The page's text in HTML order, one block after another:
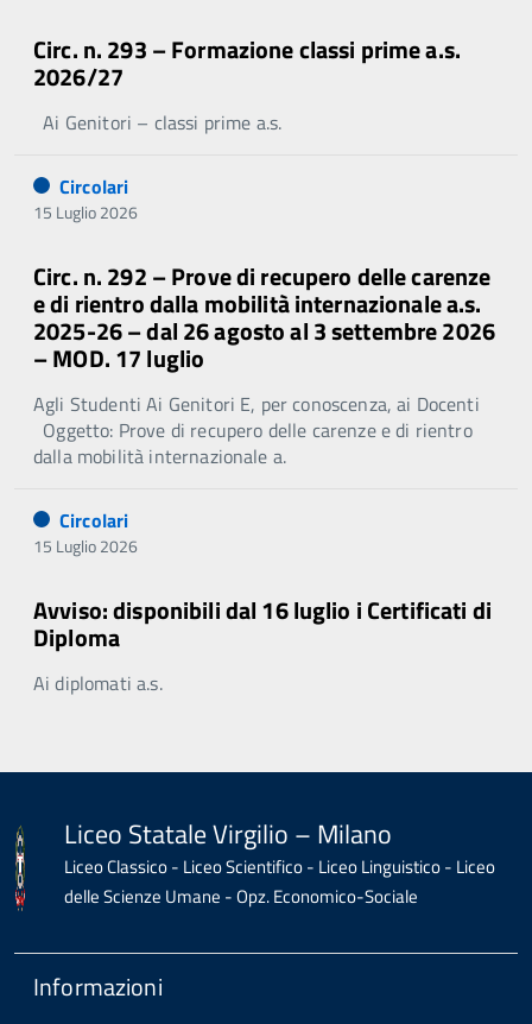
Circ. n. 293 – Formazione classi prime a.s.
2026/27
Ai Genitori – classi prime a.s.
Circolari
15 Luglio 2026
Circ. n. 292 – Prove di recupero delle carenze
e di rientro dalla mobilità internazionale a.s.
2025-26 – dal 26 agosto al 3 settembre 2026
– MOD. 17 luglio
Agli Studenti Ai Genitori E, per conoscenza, ai Docenti
Oggetto: Prove di recupero delle carenze e di rientro
dalla mobilità internazionale a.
Circolari
15 Luglio 2026
Avviso: disponibili dal 16 luglio i Certificati di
Diploma
Ai diplomati a.s.
Liceo Statale Virgilio – Milano
Liceo Classico - Liceo Scientifico - Liceo Linguistico - Liceo
delle Scienze Umane - Opz. Economico-Sociale
Informazioni